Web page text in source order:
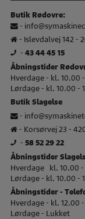
Butik Rødovre:
-
- Islevdalvej 142 -
- 43 44 45 15
Åbningstider
Hverdage - kl. 10.00
Lørdage - kl. 10.00 -
Butik Slagelse
-
- Korsørvej 23 -
- 58 52 29 22
Åbningstider
Hverdage kl. 10.00 -
Lørdage - kl. 10.00 -
Åbningstider -
Hverdage - kl. 12.00
Lørdage - Lukket